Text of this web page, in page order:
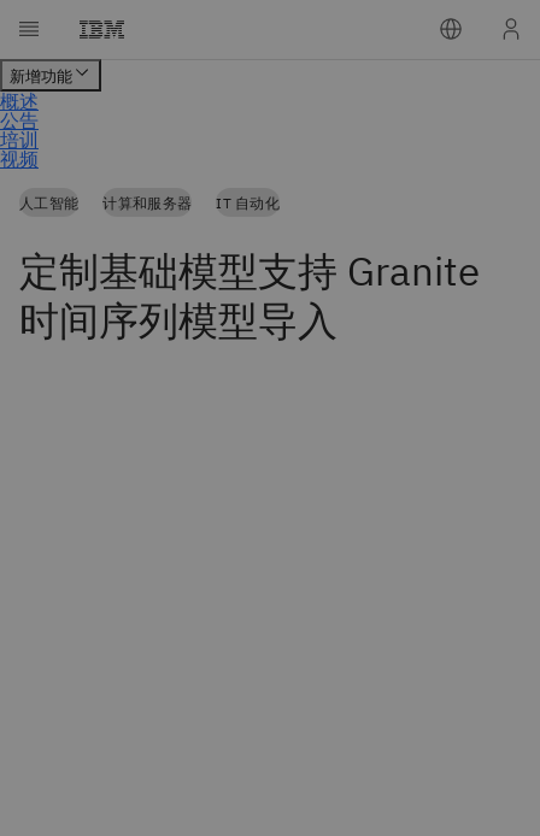
人工智能 计算和服务器 IT 自动化
定制基础模型支持 Granite
时间序列模型导入